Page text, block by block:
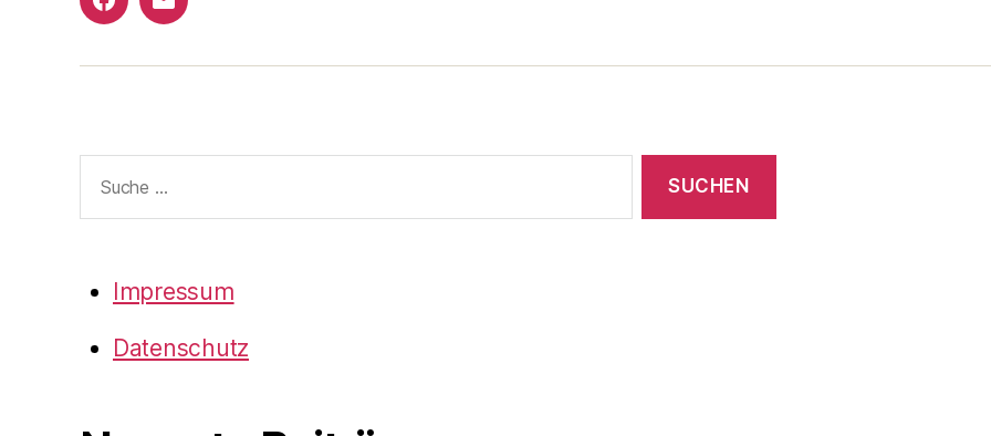
Armare
Facebook
Email
Armare-
nach:
Impressum
Datenschutz